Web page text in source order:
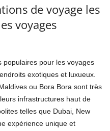
de voyage les
voyages
populaires pour les voyages
exotiques et luxueux.
ou Bora Bora sont très
infrastructures haut de
telles que Dubai, New
expérience unique et